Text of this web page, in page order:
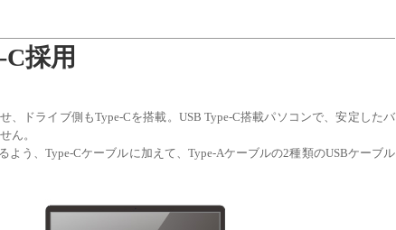
採用
、ドライブ側もType-Cを搭載。USB Type-C搭載パソコンで、安定したバ
ん。
う、Type-Cケーブルに加えて、Type-Aケーブルの2種類のUSBケーブル